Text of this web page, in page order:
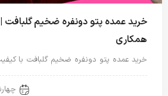
خرید عمده پتو دونفره ضخیم گلبافت
همکاری
خرید عمده پتو دونفره ضخیم گلبافت با
چهارشنبه